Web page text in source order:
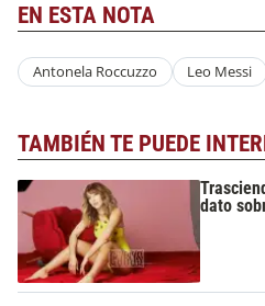
EN ESTA NOTA
Antonela Roccuzzo Leo Messi
TAMBIÉN TE PUEDE
dato